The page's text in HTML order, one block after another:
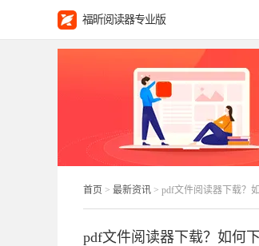
福昕阅读器专业版
首页 > 最新资讯 > pdf文件阅读器下载？
pdf文件阅读器下载？如何